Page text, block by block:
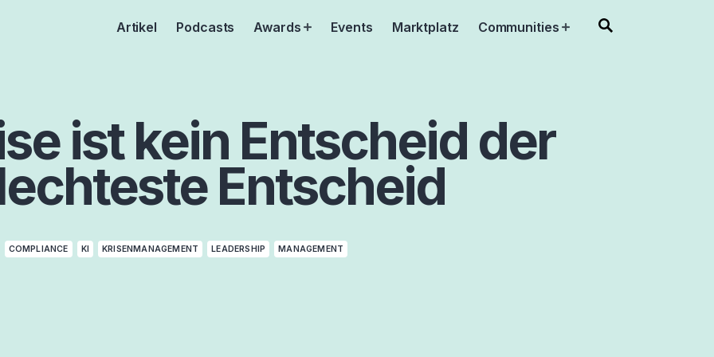
Artikel Podcasts Awards OpenEvents Marktplatz Communities Open
ist kein Entscheid der
Entscheid
COMPLIANCE KI KRISENMANAGEMENT LEADERSHIP MANAGEMENT